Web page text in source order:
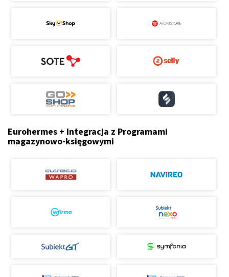
Eurohermes + Integracja z Programami
magazynowo-księgowymi